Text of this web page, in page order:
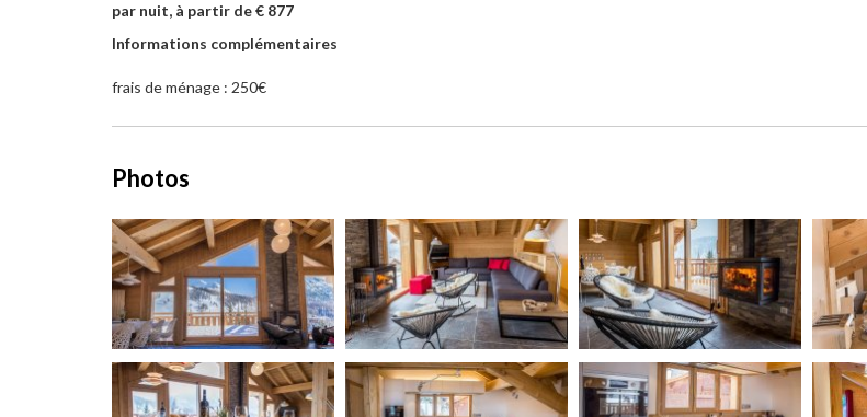
par nuit, à partir de € 877
Informations complémentaires
frais de ménage : 250€
Photos